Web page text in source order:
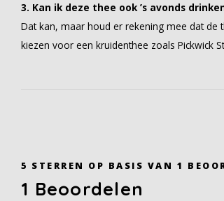
3. Kan ik deze thee ook ’s avonds
Dat kan, maar houd er rekening mee dat de
kiezen voor een kruidenthee zoals Pickwick
5 STERREN OP BASIS VAN 1
1 Beoordelen